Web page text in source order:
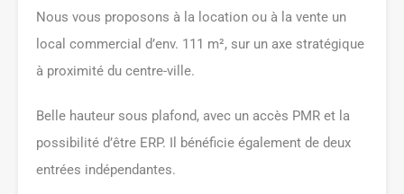
Nous vous proposons à la location ou à la vente un
local commercial d’env. 111 m², sur un axe stratégique
à proximité du centre-ville.
Belle hauteur sous plafond, avec un accès PMR et la
possibilité d’être ERP. Il bénéficie également de deux
entrées indépendantes.